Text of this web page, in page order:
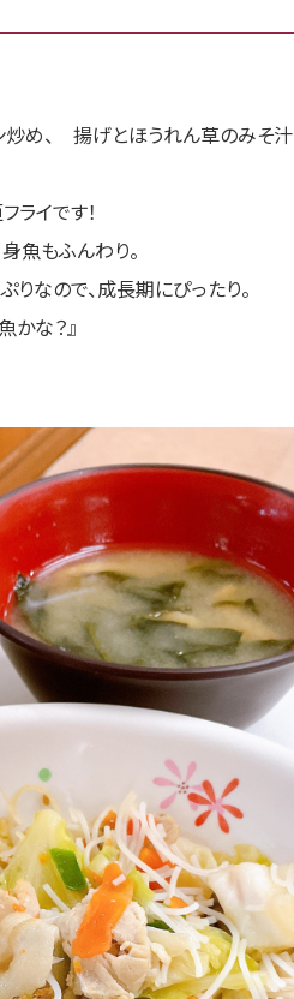
炒め、 揚げとほうれん草のみそ汁
イです！
魚もふんわり。
なので、成長期にぴったり。
かな？』